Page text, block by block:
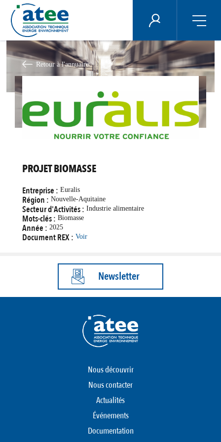
au
contenu
principal
ÉNERGIE PLUS
Retour à l'annuaire
PROJET BIOMASSE
Entreprise : Euralis
Région : Nouvelle-Aquitaine
Secteur d'Activités : Industrie alimentaire
Mots-clés : Biomasse
Année : 2025
Document REX : Voir
Newsletter
Nous découvrir
Nous contacter
Actualités
Événements
Documentation
Panneau de gestion des cookies